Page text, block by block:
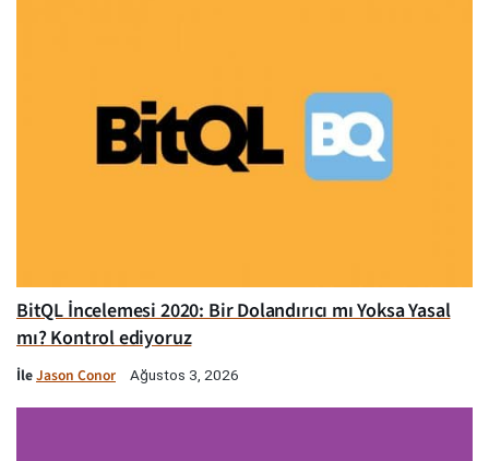
BitQL İncelemesi 2020: Bir Dolandırıcı mı Yoksa Yasal
mı? Kontrol ediyoruz
İleJason Conor Ağustos 3, 2026